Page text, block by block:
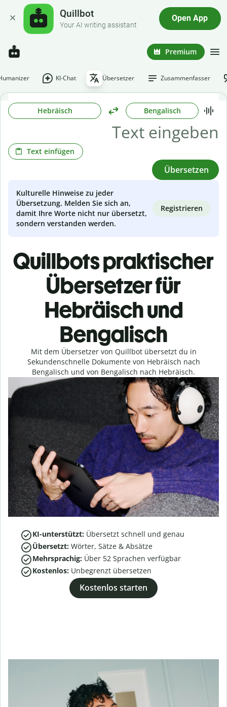
Quillbot
Your AI writing assistant
Open App
Premium
KI-Chat Übersetzer Zusammenfasser
Hebräisch Bengalisch
Text einfügen
Übersetzen
Kulturelle Hinweise zu jeder
Übersetzung. Melden Sie sich an,
damit Ihre Worte nicht nur übersetzt,
sondern verstanden werden.
Registrieren
Quillbots praktischer
Übersetzer für
Hebräisch und
Bengalisch
Mit dem Übersetzer von Quillbot übersetzt du in
Sekundenschnelle Dokumente von Hebräisch nach
Bengalisch und von Bengalisch nach Hebräisch.
KI-unterstützt: Übersetzt schnell und genau
Übersetzt: Wörter, Sätze & Absätze
Mehrsprachig: Über 52 Sprachen verfügbar
Kostenlos: Unbegrenzt übersetzen
Kostenlos starten